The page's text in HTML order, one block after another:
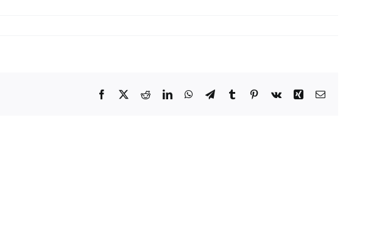
Facebook
X RedditLinkedInWhatsApp
TelegramTumblrPinterest
Vk Xing Correo